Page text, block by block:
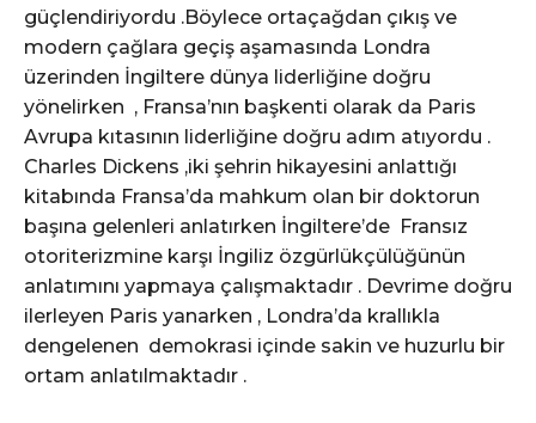
güçlendiriyordu .Böylece ortaçağdan çıkış ve
modern çağlara geçiş aşamasında Londra
üzerinden İngiltere dünya liderliğine doğru
yönelirken , Fransa’nın başkenti olarak da Paris
Avrupa kıtasının liderliğine doğru adım atıyordu .
Charles Dickens ,iki şehrin hikayesini anlattığı
kitabında Fransa’da mahkum olan bir doktorun
başına gelenleri anlatırken İngiltere’de Fransız
otoriterizmine karşı İngiliz özgürlükçülüğünün
anlatımını yapmaya çalışmaktadır . Devrime doğru
ilerleyen Paris yanarken , Londra’da krallıkla
dengelenen demokrasi içinde sakin ve huzurlu bir
ortam anlatılmaktadır .